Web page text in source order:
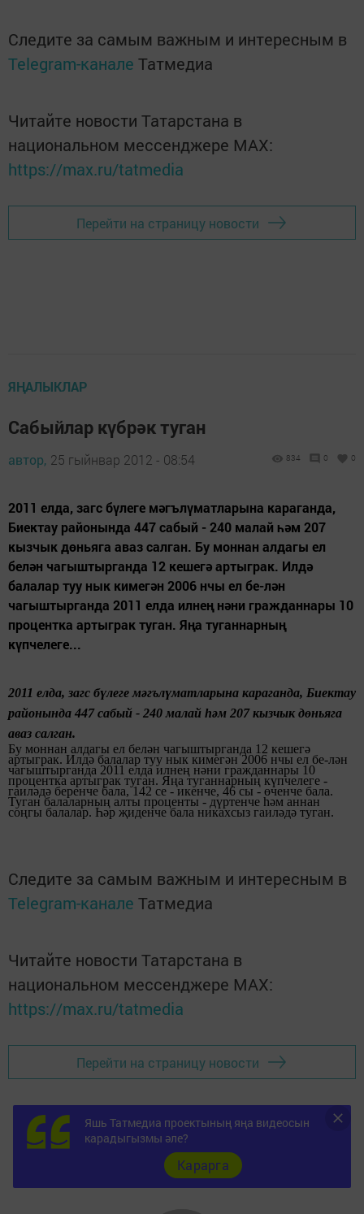
Следите за самым важным и интересным в
Telegram-канале Татмедиа
Читайте новости Татарстана в
национальном мессенджере MАХ:
https://max.ru/tatmedia
Перейти на страницу новости
ЯҢАЛЫКЛАР
Сабыйлар күбрәк туган
автор, 25 гыйнвар 2012 - 08:54 834 0 0
2011 елда, загс бүлеге мәгълүматларына караганда,
Биектау районында 447 сабый - 240 малай һәм 207
кызчык дөньяга аваз салган. Бу моннан алдагы ел
белән чагыштырганда 12 кешегә артыграк. Илдә
балалар туу нык кимегән 2006 нчы ел бе-лән
чагыштырганда 2011 елда илнең нәни гражданнары 10
процентка артыграк туган. Яңа туганнарның
күпчелеге...
2011 елда, загс бүлеге мәгълүматларына караганда, Биектау
районында 447 сабый - 240 малай һәм 207 кызчык дөньяга
аваз салган.
Бу моннан алдагы ел белән чагыштырганда 12 кешегә
артыграк. Илдә балалар туу нык кимегән 2006 нчы ел бе-лән
чагыштырганда 2011 елда илнең нәни гражданнары 10
процентка артыграк туган. Яңа туганнарның күпчелеге -
гаиләдә беренче бала, 142 се - икенче, 46 сы - өченче бала.
Туган балаларның алты проценты - дүртенче һәм аннан
соңгы балалар. Һәр җиденче бала никахсыз гаиләдә туган.
Следите за самым важным и интересным в
Telegram-канале Татмедиа
Читайте новости Татарстана в
национальном мессенджере MАХ:
https://max.ru/tatmedia
Перейти на страницу новости
Яшь Татмедиа проектының яңа видеосын
карадыгызмы әле?
Карарга